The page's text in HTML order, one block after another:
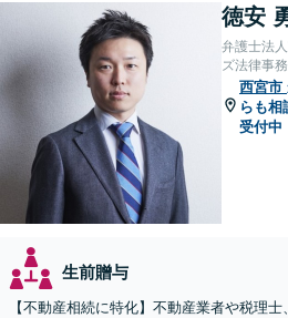
徳安
弁護士法
ズ法律事
西宮市
らも相
受付中
生前贈与
【不動産相続に特化】不動産業者や税理士